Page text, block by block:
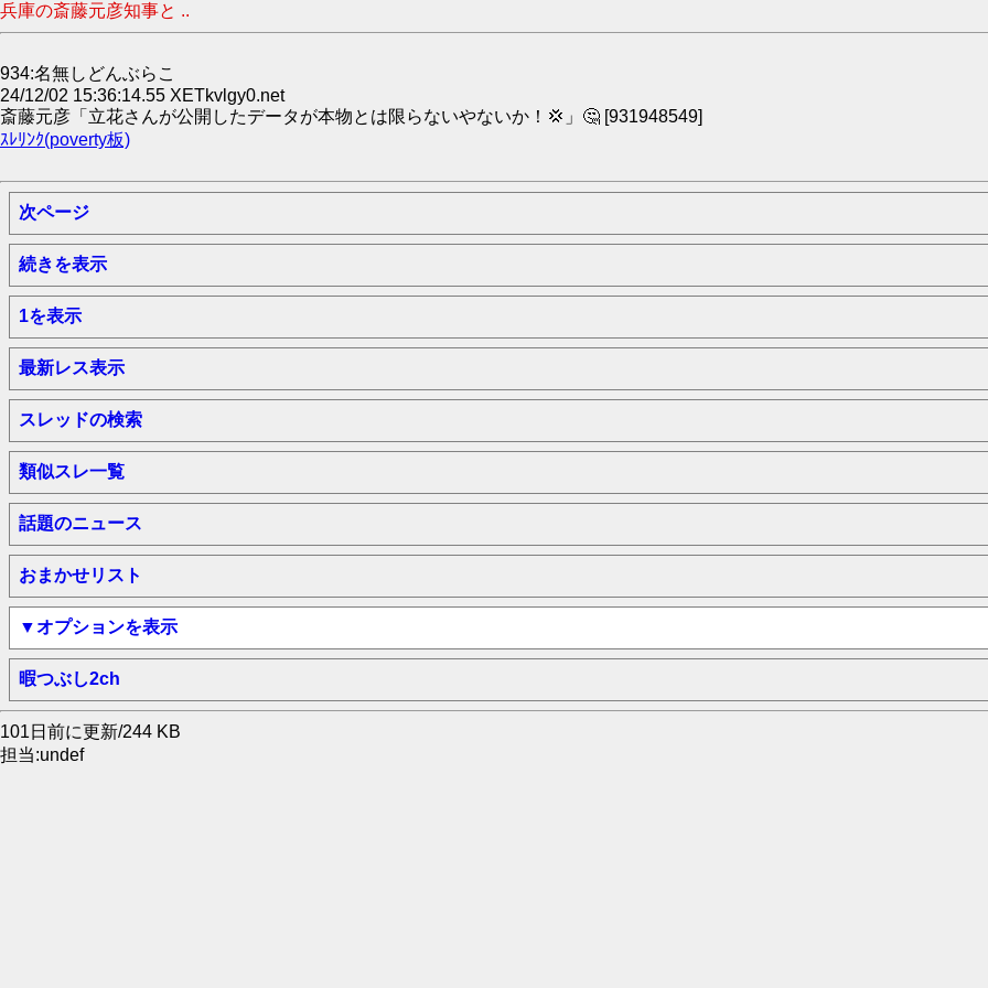
兵庫の斎藤元彦知事と ..
934:名無しどんぶらこ
24/12/02 15:36:14.55 XETkvlgy0.net
斎藤元彦「立花さんが公開したデータが本物とは限らないやないか！💢」🤔 [931948549]
ｽﾚﾘﾝｸ(poverty板)
次ページ
続きを表示
1を表示
最新レス表示
スレッドの検索
類似スレ一覧
話題のニュース
おまかせリスト
▼オプションを表示
暇つぶし2ch
101日前に更新/244 KB
担当:undef